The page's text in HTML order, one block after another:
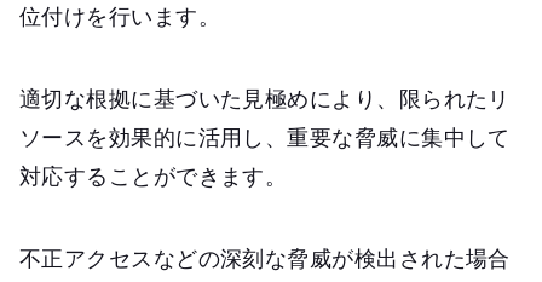
位付けを行います。
適切な根拠に基づいた見極めにより、限られたリ
ソースを効果的に活用し、重要な脅威に集中して
対応することができます。
不正アクセスなどの深刻な脅威が検出された場合